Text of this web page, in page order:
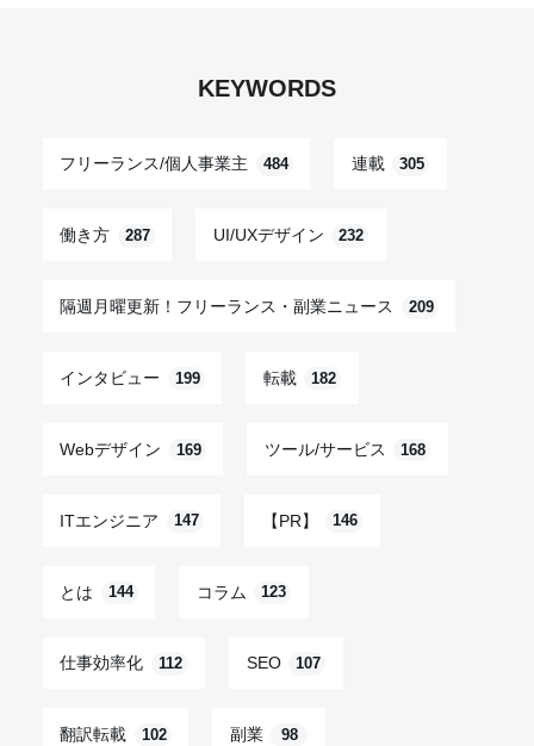
KEYWORDS
フリーランス/個人事業主 484 連載 305
働き方 287 UI/UXデザイン 232
隔週月曜更新！フリーランス・副業ニュース 209
インタビュー 199 転載 182
Webデザイン 169 ツール/サービス 168
ITエンジニア 147 【PR】 146
とは 144 コラム 123
仕事効率化 112 SEO 107
翻訳転載 102 副業 98